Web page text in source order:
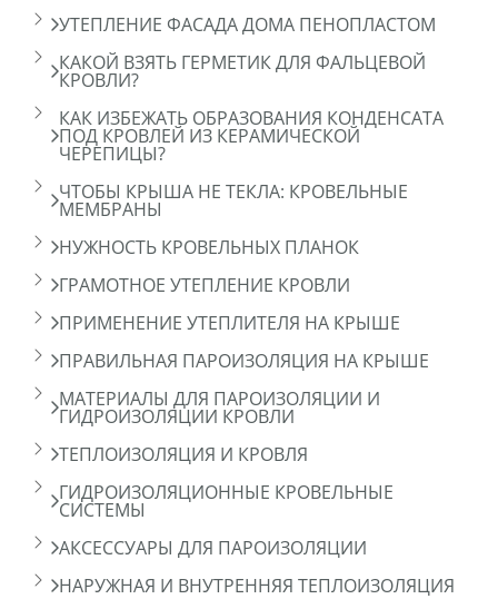
УТЕПЛЕНИЕ ФАСАДА ДОМА ПЕНОПЛАСТОМ
КАКОЙ ВЗЯТЬ ГЕРМЕТИК ДЛЯ ФАЛЬЦЕВОЙ
КРОВЛИ?
КАК ИЗБЕЖАТЬ ОБРАЗОВАНИЯ КОНДЕНСАТА
ПОД КРОВЛЕЙ ИЗ КЕРАМИЧЕСКОЙ
ЧЕРЕПИЦЫ?
ЧТОБЫ КРЫША НЕ ТЕКЛА: КРОВЕЛЬНЫЕ
МЕМБРАНЫ
НУЖНОСТЬ КРОВЕЛЬНЫХ ПЛАНОК
ГРАМОТНОЕ УТЕПЛЕНИЕ КРОВЛИ
ПРИМЕНЕНИЕ УТЕПЛИТЕЛЯ НА КРЫШЕ
ПРАВИЛЬНАЯ ПАРОИЗОЛЯЦИЯ НА КРЫШЕ
МАТЕРИАЛЫ ДЛЯ ПАРОИЗОЛЯЦИИ И
ГИДРОИЗОЛЯЦИИ КРОВЛИ
ТЕПЛОИЗОЛЯЦИЯ И КРОВЛЯ
ГИДРОИЗОЛЯЦИОННЫЕ КРОВЕЛЬНЫЕ
СИСТЕМЫ
АКСЕССУАРЫ ДЛЯ ПАРОИЗОЛЯЦИИ
НАРУЖНАЯ И ВНУТРЕННЯЯ ТЕПЛОИЗОЛЯЦИЯ